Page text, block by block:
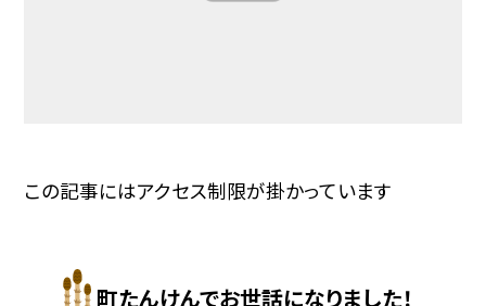
この記事にはアクセス制限が掛かっています
町たんけんでお世話になりました！